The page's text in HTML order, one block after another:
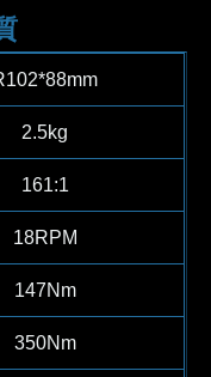
2.5kg
161:1
18RPM
147Nm
350Nm